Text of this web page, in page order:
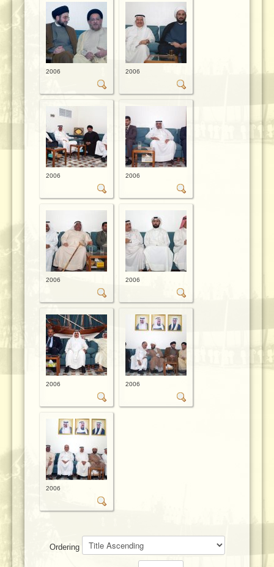
2006 2006
2006 2006
2006 2006
2006 2006
2006
Ordering